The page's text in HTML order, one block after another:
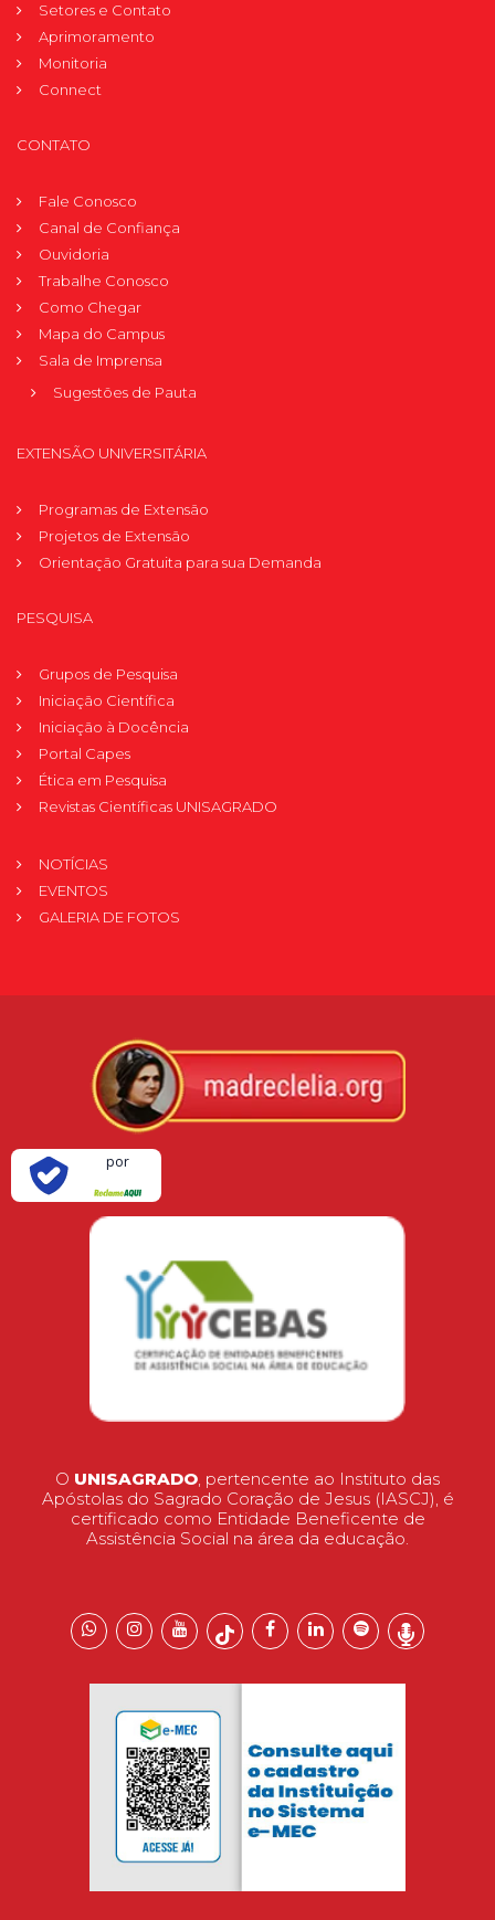
Setores e Contato
Aprimoramento
Monitoria
Connect
CONTATO
Fale Conosco
Canal de Confiança
Ouvidoria
Trabalhe Conosco
Como Chegar
Mapa do Campus
Sala de Imprensa
Sugestões de Pauta
EXTENSÃO UNIVERSITÁRIA
Programas de Extensão
Projetos de Extensão
Orientação Gratuita para sua Demanda
PESQUISA
Grupos de Pesquisa
Iniciação Científica
Iniciação à Docência
Portal Capes
Ética em Pesquisa
Revistas Científicas UNISAGRADO
NOTÍCIAS
EVENTOS
GALERIA DE FOTOS
por
O UNISAGRADO , pertencente ao Instituto das
Apóstolas do Sagrado Coração de Jesus (IASCJ), é
certificado como Entidade Beneficente de
Assistência Social na área da educação.